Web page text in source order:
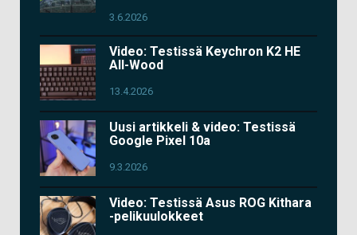
3.6.2026
Video: Testissä Keychron K2 HE
All-Wood
13.4.2026
Uusi artikkeli & video: Testissä
Google Pixel 10a
9.3.2026
Video: Testissä Asus ROG Kithara
-pelikuulokkeet